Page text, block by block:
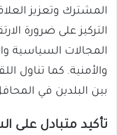
المشترك وتعزيز
التركيز على ضرورة
المجالات السياسية
والأمنية. كما تناول
بين البلدين في
تأكيد متبادل على